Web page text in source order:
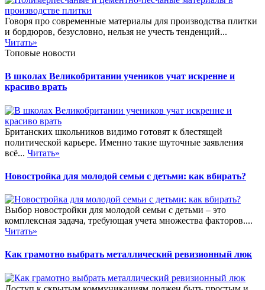
Говоря про современные материалы для производства плитки
и бордюров, безусловно, нельзя не учесть тенденций...
Читать»
Топовые новости
В школах Великобритании учеников учат искренне и
красиво врать
Британских школьников видимо готовят к блестящей
политической карьере. Именно такие шуточные заявления
всё... Читать»
Новостройка для молодой семьи с детьми: как вбирать?
Выбор новостройки для молодой семьи с детьми – это
комплексная задача, требующая учета множества факторов....
Читать»
Как грамотно выбрать металлический ревизионный люк